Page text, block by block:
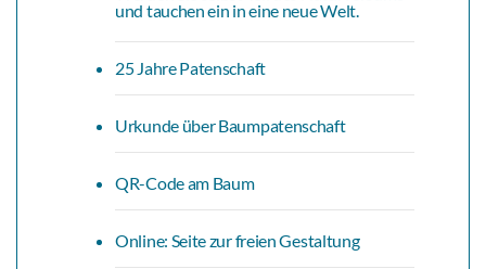
und tauchen ein in eine neue Welt.
25 Jahre Patenschaft
Urkunde über Baumpatenschaft
QR-Code am Baum
Online: Seite zur freien Gestaltung